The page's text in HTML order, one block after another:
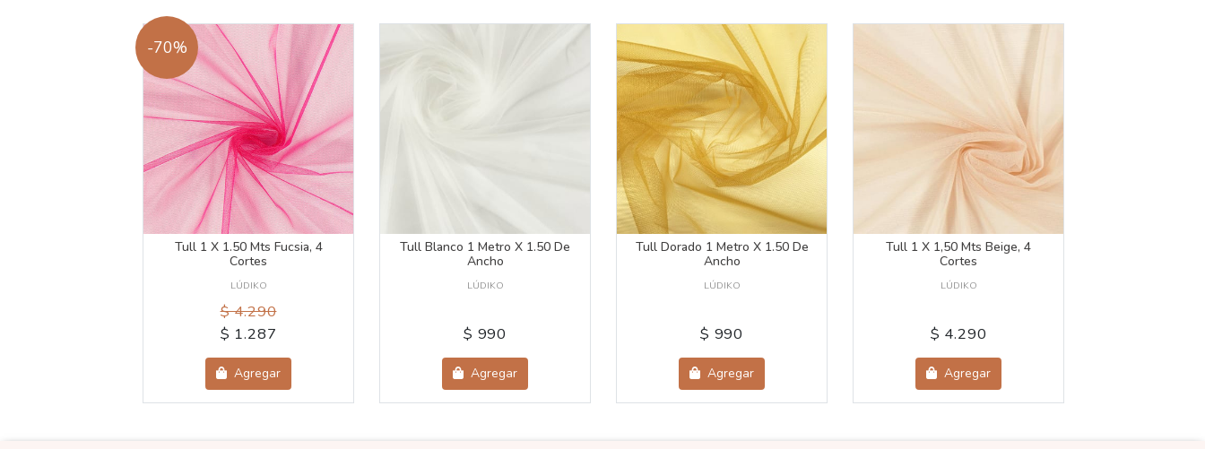
-70%
Tull 1 X 1.50 Mts Fucsia, 4
Cortes
LÚDIKO
$ 4.290
$ 1.287
Agregar
Tull Blanco 1 Metro X 1.50 De
Ancho
LÚDIKO
$ 990
Agregar
Tull Dorado 1 Metro X 1.50 De
Ancho
LÚDIKO
$ 990
Agregar
Tull 1 X 1,50 Mts Beige, 4
Cortes
LÚDIKO
$ 4.290
Agregar